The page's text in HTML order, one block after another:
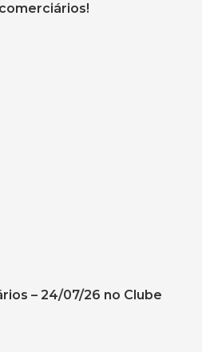
– 24/07/26 no Clube